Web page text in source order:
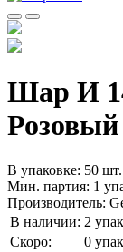
Шар И
В упаковке: 50 шт.
Мин. партия: 1
Производитель:
В наличии: 2 упак
Скоро:
0 упак